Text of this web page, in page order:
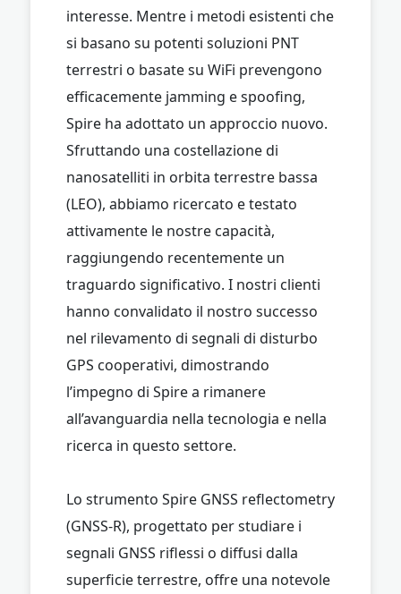
interesse. Mentre i metodi esistenti che
si basano su potenti soluzioni PNT
terrestri o basate su WiFi prevengono
efficacemente jamming e spoofing,
Spire ha adottato un approccio nuovo.
Sfruttando una costellazione di
nanosatelliti in orbita terrestre bassa
(LEO), abbiamo ricercato e testato
attivamente le nostre capacità,
raggiungendo recentemente un
traguardo significativo. I nostri clienti
hanno convalidato il nostro successo
nel rilevamento di segnali di disturbo
GPS cooperativi, dimostrando
l’impegno di Spire a rimanere
all’avanguardia nella tecnologia e nella
ricerca in questo settore.
Lo strumento Spire GNSS reflectometry
(GNSS-R), progettato per studiare i
segnali GNSS riflessi o diffusi dalla
superficie terrestre, offre una notevole